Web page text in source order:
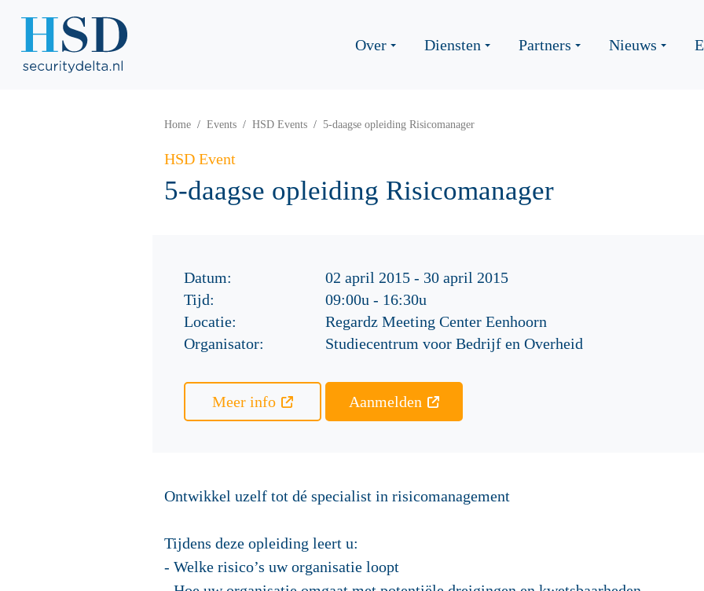
Over Diensten Partners Nieuws
Home Events HSD Events 5-daagse opleiding Risicomanager
HSD Event
5-daagse opleiding Risicomanager
Datum:
02 april 2015 - 30 april 2015
Tijd:
09:00u - 16:30u
Locatie:
Regardz Meeting Center Eenhoorn
Organisator:
Studiecentrum voor Bedrijf en Overheid
Meer info Aanmelden
Ontwikkel uzelf tot dé specialist in risicomanagement
Tijdens deze opleiding leert u:
- Welke risico’s uw organisatie loopt